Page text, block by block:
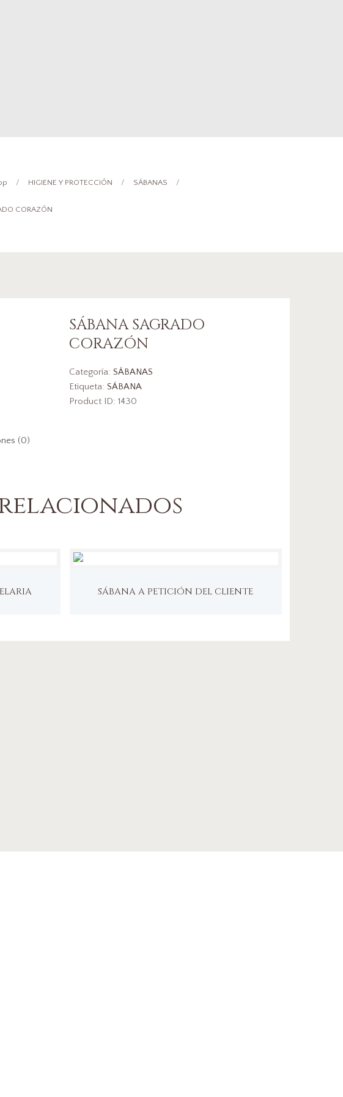
HIGIENE Y PROTECCIÓN SÁBANAS
CORAZÓN
SÁBANA SAGRADO
CORAZÓN
Categoría: SÁBANAS
Etiqueta: SÁBANA
Product ID: 1430
(0)
SÁBANA A PETICIÓN DEL CLIENTE